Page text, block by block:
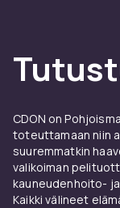
CDON on
toteuttamaan niin
suuremmatkin
valikoiman
kauneudenhoito-
Kaikki välineet